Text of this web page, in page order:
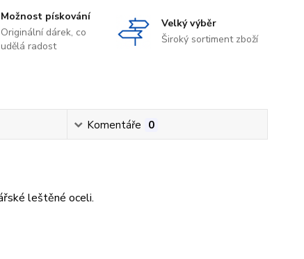
Možnost pískování
Originální dárek, co
udělá radost
Velký výběr
Široký sortiment zboží
Komentáře 0
leštěné oceli.